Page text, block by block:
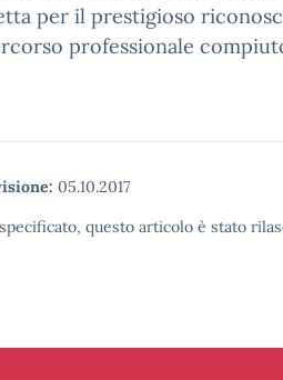
per il prestigioso
professionale
05.10.2017
questo articolo è stato